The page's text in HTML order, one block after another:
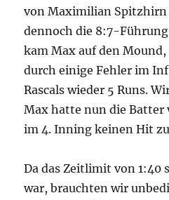
von Maximilian Spitzhirn
dennoch die 8:7-
kam Max auf den
durch einige Fehler im
Rascals wieder 5 Runs.
Max hatte nun die
im 4. Inning keinen Hit
Da das Zeitlimit von 1:40
war, brauchten wir